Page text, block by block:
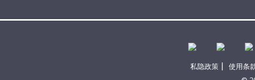
私隐政策 | 使用条